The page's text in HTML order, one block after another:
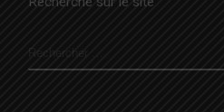
RECHERCHER